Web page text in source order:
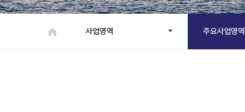
사업영역 주요사업영역